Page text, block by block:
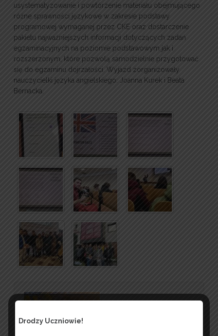
usystematyzowanie i powtórzenie materiału obejmującego
różne sprawności językowe w zakresie podstawy
programowej wymaganej przez CKE oraz dostarczenie
pakietu najważniejszych informacji dotyczących zadań
egzaminacyjnych na poziomie podstawowym jak i
rozszerzonym, które pozwolą samodzielnie przygotować
się do egzaminu dojrzałości. Wyjazd zorganizowały
nauczycielki języka angielskiego: Joanna Kurek i Beata
Bernacka.
Drodzy Uczniowie!